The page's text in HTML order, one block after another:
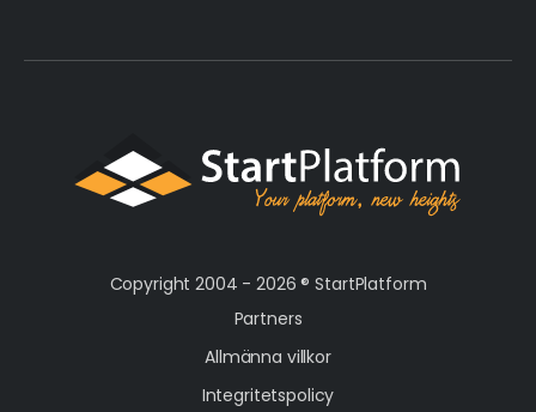
Copyright 2004 - 2026 ®StartPlatform
Partners
Allmänna villkor
Integritetspolicy